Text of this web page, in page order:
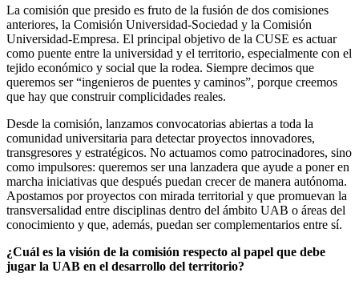
La comisión que presido es fruto de la fusión de dos comisiones
anteriores, la Comisión Universidad-Sociedad y la Comisión
Universidad-Empresa. El principal objetivo de la CUSE es actuar
como puente entre la universidad y el territorio, especialmente con el
tejido económico y social que la rodea. Siempre decimos que
queremos ser “ingenieros de puentes y caminos”, porque creemos
que hay que construir complicidades reales.
Desde la comisión, lanzamos convocatorias abiertas a toda la
comunidad universitaria para detectar proyectos innovadores,
transgresores y estratégicos. No actuamos como patrocinadores, sino
como impulsores: queremos ser una lanzadera que ayude a poner en
marcha iniciativas que después puedan crecer de manera autónoma.
Apostamos por proyectos con mirada territorial y que promuevan la
transversalidad entre disciplinas dentro del ámbito UAB o áreas del
conocimiento y que, además, puedan ser complementarios entre sí.
¿Cuál es la visión de la comisión respecto al papel que debe
jugar la UAB en el desarrollo del territorio?